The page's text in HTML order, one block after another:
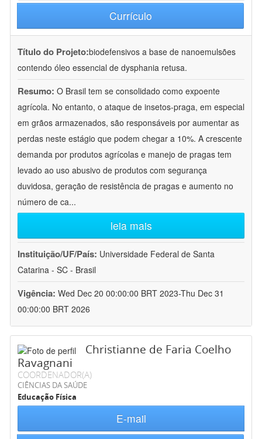
Currículo
Título do Projeto:biodefensivos a base de nanoemulsões
contendo óleo essencial de dysphania retusa.
Resumo: O Brasil tem se consolidado como expoente
agrícola. No entanto, o ataque de insetos-praga, em especial
em grãos armazenados, são responsáveis por aumentar as
perdas neste estágio que podem chegar a 10%. A crescente
demanda por produtos agrícolas e manejo de pragas tem
levado ao uso abusivo de produtos com segurança
duvidosa, geração de resistência de pragas e aumento no
número de ca...
leia mais
Instituição/UF/País: Universidade Federal de Santa
Catarina - SC - Brasil
Vigência: Wed Dec 20 00:00:00 BRT 2023-Thu Dec 31
00:00:00 BRT 2026
Christianne de Faria Coelho
Ravagnani
COORDENADOR(A)
CIÊNCIAS DA SAÚDE
Educação Física
E-mail